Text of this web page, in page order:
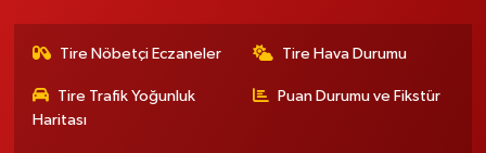
Tire Nöbetçi Eczaneler Tire Hava Durumu
Tire Trafik Yoğunluk
Haritası
Puan Durumu ve Fikstür